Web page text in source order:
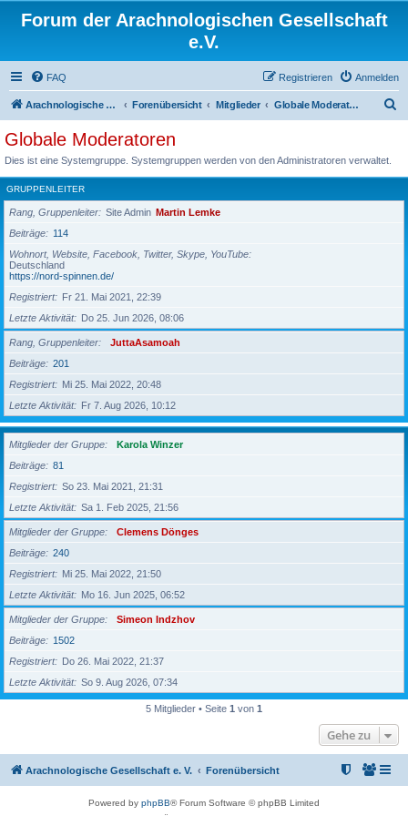
Forum der Arachnologischen Gesellschaft
e.V.
FAQ Anmelden
Registrieren
Arachnologische Gesellschaft e. V. Forenübersicht Mitglieder Globale Moderatoren
Globale Moderatoren
Dies ist eine Systemgruppe. Systemgruppen werden von den Administratoren verwaltet.
GRUPPENLEITER
Rang, Gruppenleiter Site Admin Martin Lemke
Beiträge
114
Wohnort, Website, Facebook, Twitter, Skype, YouTube
Deutschland
https://nord-spinnen.de/
Registriert
Fr 21. Mai 2021, 22:39
Letzte Aktivität
Do 25. Jun 2026, 08:06
Rang, Gruppenleiter
JuttaAsamoah
Beiträge
201
Registriert
Mi 25. Mai 2022, 20:48
Letzte Aktivität
Fr 7. Aug 2026, 10:12
Mitglieder der Gruppe
Karola Winzer
Beiträge
81
Registriert
So 23. Mai 2021, 21:31
Letzte Aktivität
Sa 1. Feb 2025, 21:56
Mitglieder der Gruppe
Clemens Dönges
Beiträge
240
Registriert
Mi 25. Mai 2022, 21:50
Letzte Aktivität
Mo 16. Jun 2025, 06:52
Mitglieder der Gruppe
Simeon Indzhov
Beiträge
1502
Registriert
Do 26. Mai 2022, 21:37
Letzte Aktivität
So 9. Aug 2026, 07:34
5 Mitglieder • Seite 1 von 1
Gehe zu
Arachnologische Gesellschaft e. V. Forenübersicht
Powered by phpBB® Forum Software © phpBB Limited